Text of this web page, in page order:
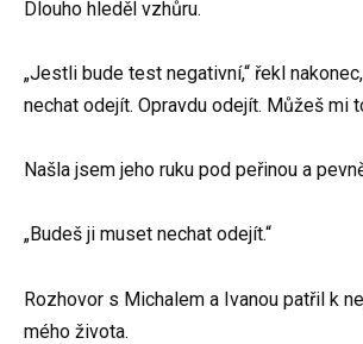
Dlouho hleděl vzhůru.
„Jestli bude test negativní,“ řekl
nechat odejít. Opravdu odejít. Můžeš mi
Našla jsem jeho ruku pod peřinou a
„Budeš ji muset nechat odejít.“
Rozhovor s Michalem a Ivanou patřil k
mého života.